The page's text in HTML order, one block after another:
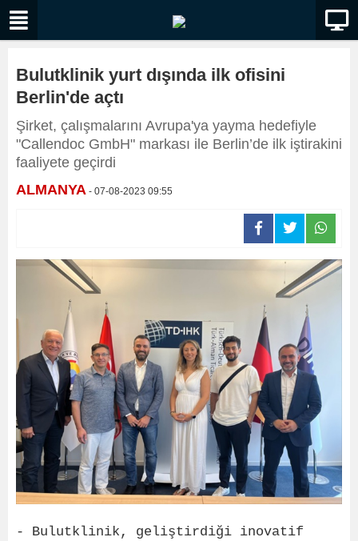
Bulutklinik yurt dışında ilk ofisini
Berlin'de açtı
Şirket, çalışmalarını Avrupa'ya yayma hedefiyle
"Callendoc GmbH" markası ile Berlin’de ilk iştirakini
faaliyete geçirdi
ALMANYA - 07-08-2023 09:55
- Bulutklinik, geliştirdiği inovatif